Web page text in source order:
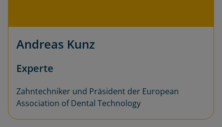
Andreas Kunz
Experte
Zahntechniker und Präsident der European
Association of Dental Technology